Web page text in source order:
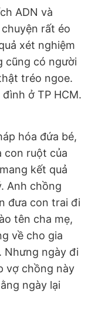
ADN và
rất éo
xét nghiệm
cũng có người
tréo ngoe.
ở TP HCM.
hóa đứa bé,
con ruột của
kết quả
Anh chồng
đưa con trai đi
tên cha mẹ,
về cho gia
Nhưng ngày đi
vợ chồng này
ngày lại